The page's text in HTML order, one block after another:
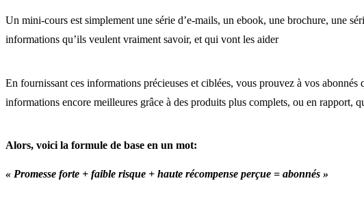
Un mini-cours est simplement une série d’e-mails, un ebook, une brochure, une
informations qu’ils veulent vraiment savoir, et qui vont les aider
En fournissant ces informations précieuses et ciblées, vous prouvez à vos
informations encore meilleures grâce à des produits plus complets, ou en rapport,
Alors, voici la formule de base en un mot:
« Promesse forte + faible risque + haute récompense perçue = abonnés »